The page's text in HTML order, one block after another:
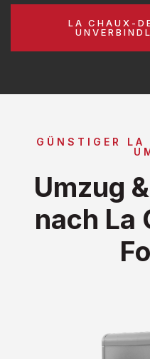
LA CHAUX-
GÜNSTIGER LA
Umzug
nach La